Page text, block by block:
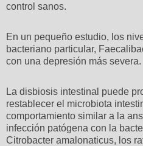
control sanos.
En un pequeño estudio, los
bacteriano particular,
con una depresión más severa.
La disbiosis intestinal puede
restablecer el microbiota
comportamiento similar a la
infección patógena con la
Citrobacter amalonaticus, los